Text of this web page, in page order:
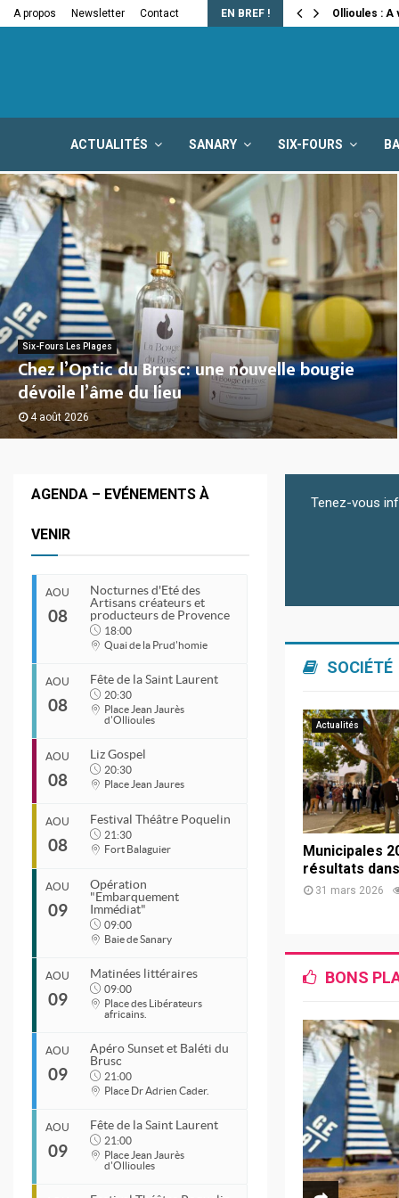
A propos Newsletter Contact EN BREF !
la fermeture… Ollioules : A
ACTUALITÉS SANARY SIX-FOURS
Six-Fours Les Plages
Chez l’Optic du Brusc: une nouvelle bougie
dévoile l’âme du lieu
4 août 2026
Tenez-vous
SOCIÉTÉ
Actualités
Municipales
résultats
31 mars 2026
BONS
AGENDA – EVÉNEMENTS À
VENIR
AOU
08
Nocturnes d'Eté des
Artisans créateurs et
producteurs de Provence
18:00
Quai de la Prud'homie
8 Aou 2026 18:00
Fin
8 Aou 2026 18:00
Organisateur
Ville de Six-Fours
04 94 34 93 00
Lieu
Quai de la Prud'homie
Quai de la Prud'homie
AOU
08
Fête de la Saint Laurent
20:30
Place Jean Jaurès
d'Ollioules
Début
Fin
8 Aou 2026 20:30
AOU
08
Liz Gospel
20:30
Place Jean Jaures
Début
20:30
AOU
08
Festival Théâtre Poquelin
21:30
Fort Balaguier
Début
8 Aou 2026 21:30
Organisateur
04 94 30 55 00
AOU
09
Opération
"Embarquement
Immédiat"
09:00
Baie de Sanary
Début
9 Aou 2026 09:00
Fin
AOU
09
Matinées littéraires
09:00
Place des Libérateurs
africains.
AOU
09
Apéro Sunset et Baléti du
Brusc
21:00
Place Dr Adrien Cader.
AOU
09
Fête de la Saint Laurent
21:00
Place Jean Jaurès
d'Ollioules